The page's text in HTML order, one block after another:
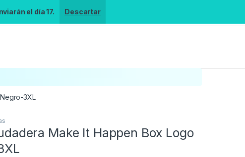
el día 17. Descartar
3XL
Make It Happen Box Logo